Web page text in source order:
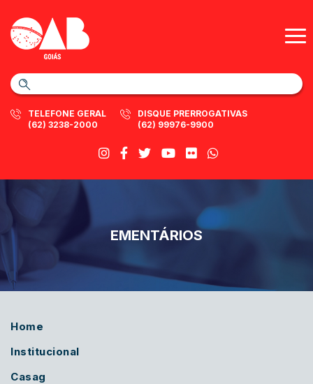
TELEFONE GERAL
(62) 3238-2000
DISQUE PRERROGATIVAS
(62) 99976-9900
EMENTÁRIOS
Home
Institucional
Casag